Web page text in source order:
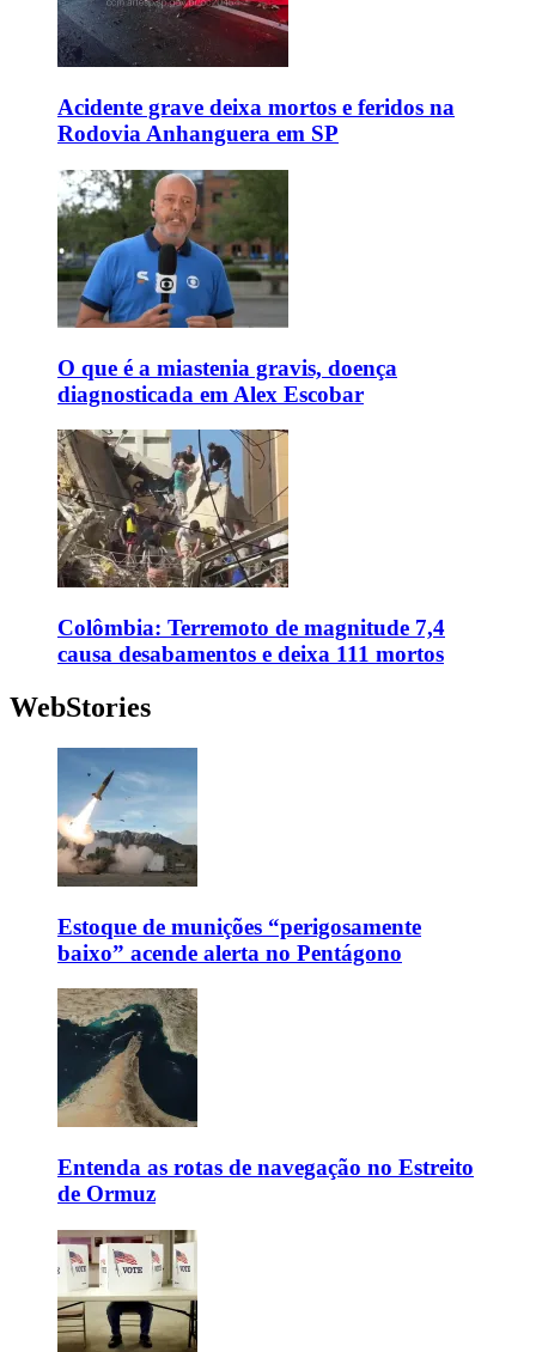
Acidente grave deixa mortos e feridos na
Rodovia Anhanguera em SP
O que é a miastenia gravis, doença
diagnosticada em Alex Escobar
Colômbia: Terremoto de magnitude 7,4
causa desabamentos e deixa 111 mortos
WebStories
Estoque de munições “perigosamente
baixo” acende alerta no Pentágono
Entenda as rotas de navegação no Estreito
de Ormuz